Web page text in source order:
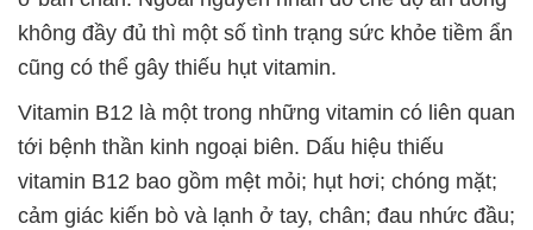
không đầy đủ thì một số tình trạng sức khỏe tiềm ẩn
cũng có thể gây thiếu hụt vitamin.
Vitamin B12 là một trong những vitamin có liên quan
tới bệnh thần kinh ngoại biên. Dấu hiệu thiếu
vitamin B12 bao gồm mệt mỏi; hụt hơi; chóng mặt;
cảm giác kiến bò và lạnh ở tay, chân; đau nhức đầu;